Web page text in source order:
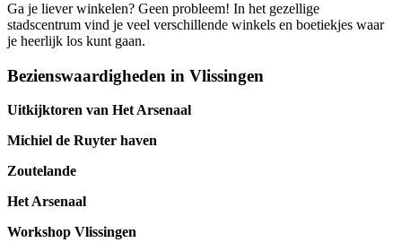
Ga je liever winkelen? Geen probleem! In het gezellige
stadscentrum vind je veel verschillende winkels en boetiekjes waar
je heerlijk los kunt gaan.
Bezienswaardigheden in Vlissingen
Uitkijktoren van Het Arsenaal
Michiel de Ruyter haven
Zoutelande
Het Arsenaal
Workshop Vlissingen